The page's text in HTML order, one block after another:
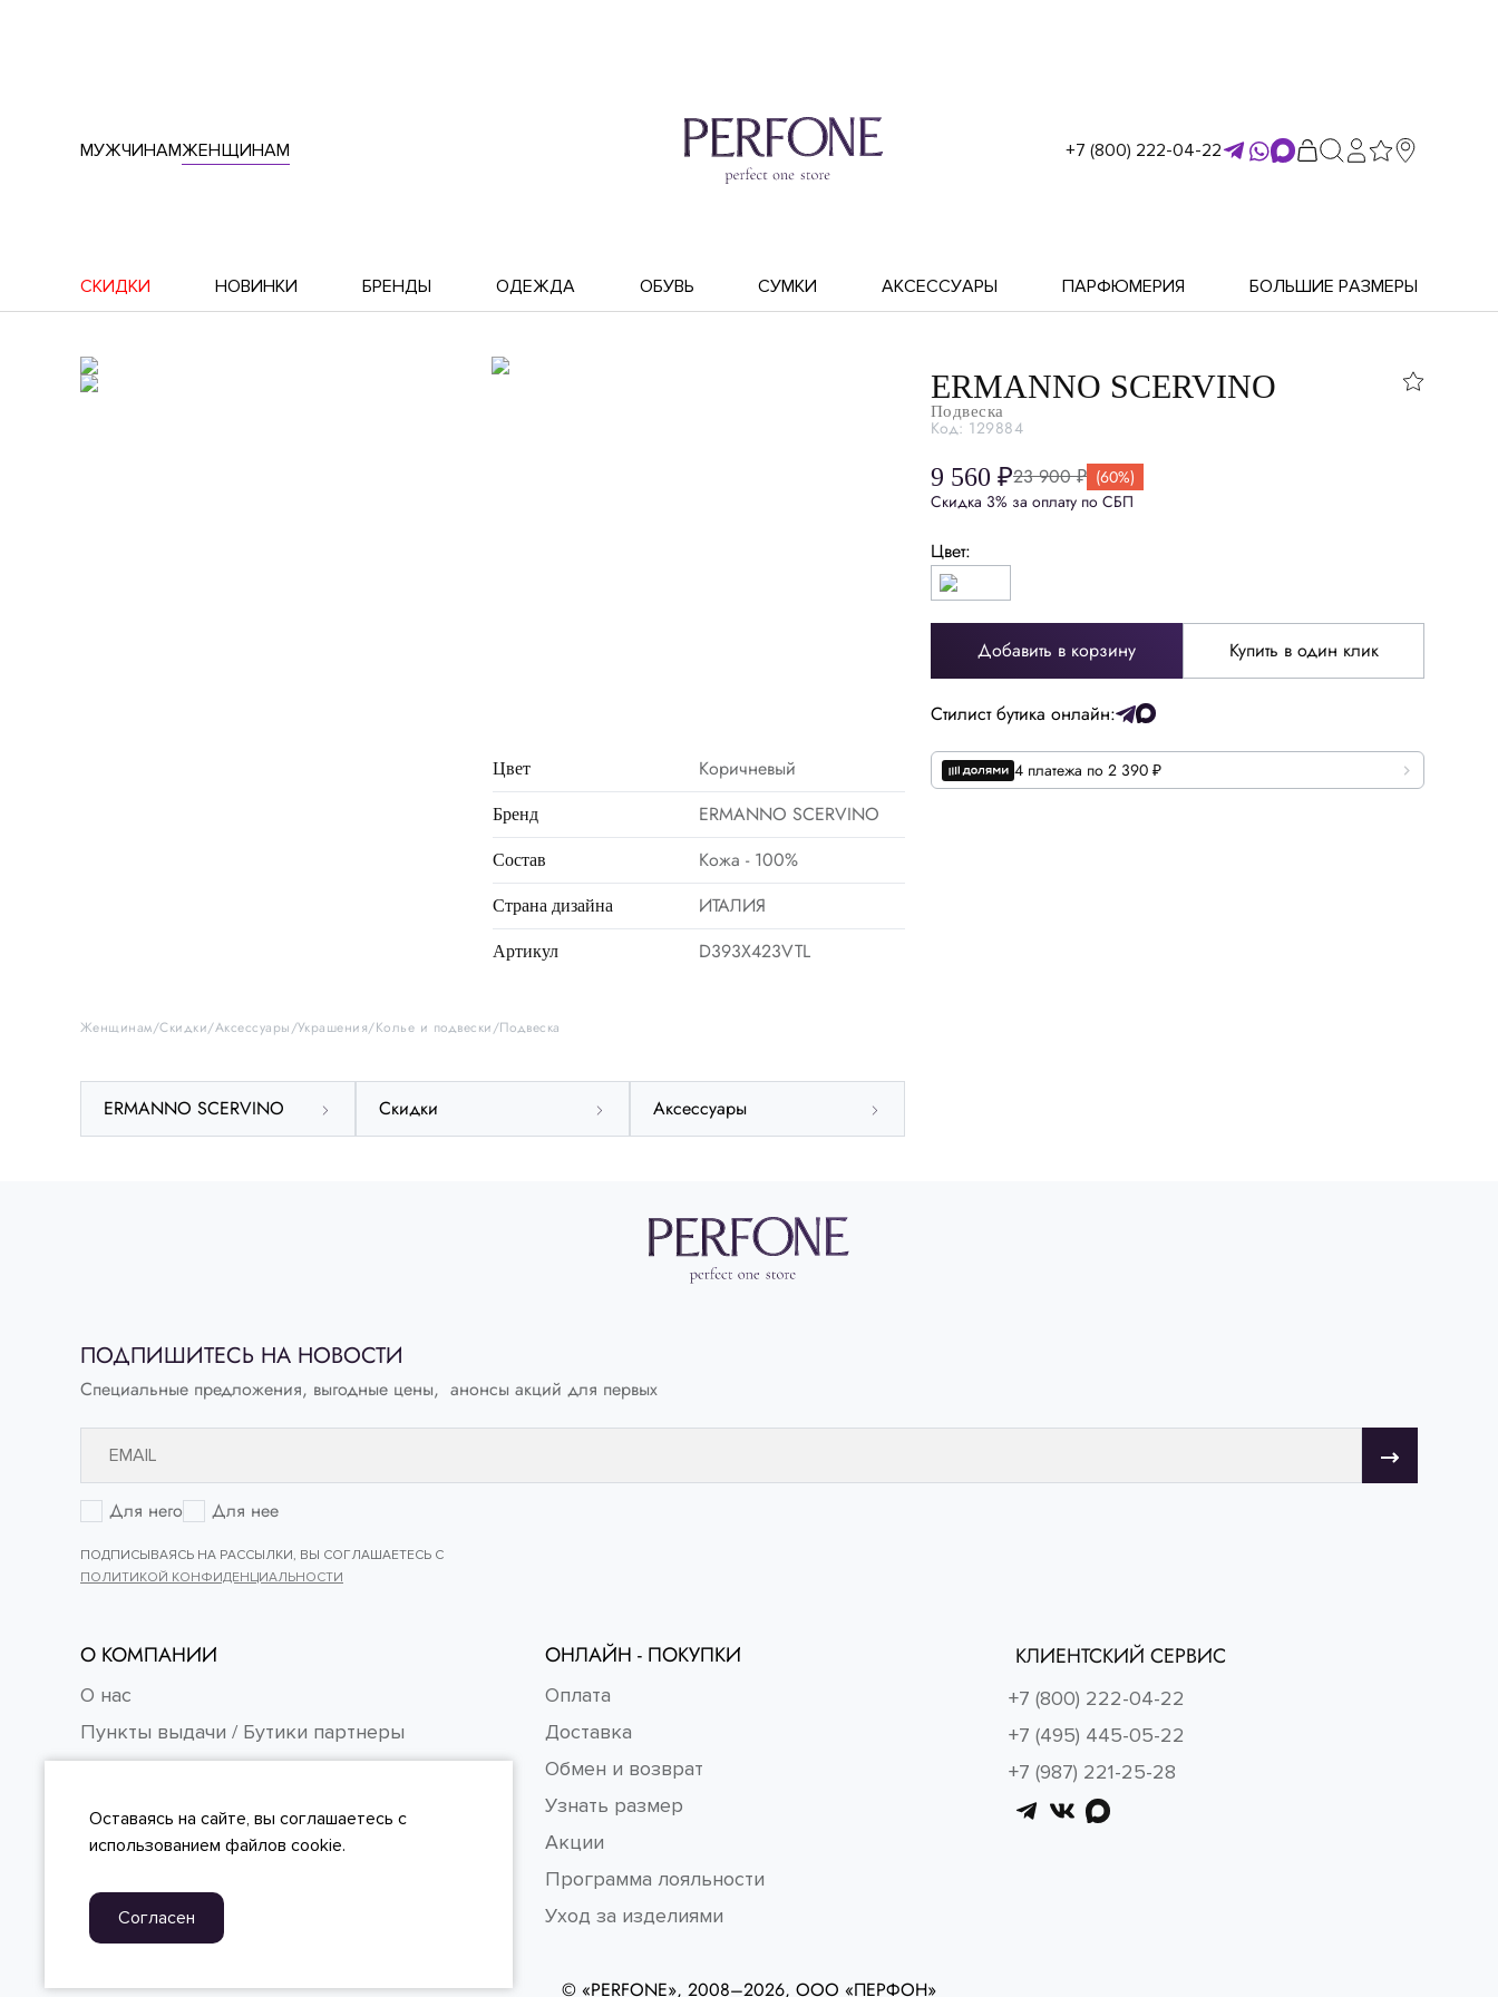
МУЖЧИНАМЖЕНЩИНАМ +7 (800) 222-04-22
СКИДКИ НОВИНКИ БРЕНДЫ ОДЕЖДА ОБУВЬ СУМКИ АКСЕССУАРЫ ПАРФЮМЕРИЯ БОЛЬШИЕ РАЗМЕРЫ
ERMANNO SCERVINO
Подвеска
Код: 129884
9 560 ₽23 900 ₽ (60%)
Скидка 3% за оплату по СБП
Цвет:
Добавить в корзину Купить в один клик
Стилист бутика онлайн:
4 платежа по 2 390 ₽
Цвет Коричневый
Бренд ERMANNO SCERVINO
Состав Кожа - 100%
Страна дизайна ИТАЛИЯ
Артикул D393X423VTL
Женщинам Скидки Аксессуары Украшения Колье и подвески Подвеска
ERMANNO SCERVINO Скидки Аксессуары
ПОДПИШИТЕСЬ НА НОВОСТИ
Специальные предложения, выгодные цены, анонсы акций для первых
Для него Для нее
ПОДПИСЫВАЯСЬ НА РАССЫЛКИ, ВЫ СОГЛАШАЕТЕСЬ С
ПОЛИТИКОЙ КОНФИДЕНЦИАЛЬНОСТИ
О КОМПАНИИ
О нас
Пункты выдачи / Бутики партнеры
Контакты
FAQ
ОНЛАЙН - ПОКУПКИ
Оплата
Доставка
Обмен и возврат
Узнать размер
Акции
Программа лояльности
Уход за изделиями
КЛИЕНТСКИЙ СЕРВИС
+7 (800) 222-04-22
+7 (495) 445-05-22
+7 (987) 221-25-28
© «PERFONE», 2008–2026, ООО «ПЕРФОН»
Оставаясь на сайте, вы соглашаетесь с
использованием файлов cookie.
Согласен